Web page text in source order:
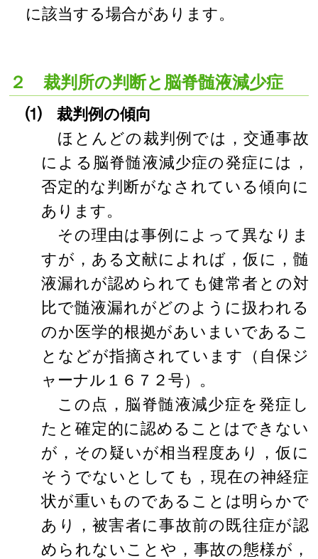
に該当する場合があります。
２ 裁判所の判断と脳脊髄液減少症
⑴ 裁判例の傾向
ほとんどの裁判例では，交通事故
による脳脊髄液減少症の発症には，
否定的な判断がなされている傾向に
あります。
その理由は事例によって異なりま
すが，ある文献によれば，仮に，髄
液漏れが認められても健常者との対
比で髄液漏れがどのように扱われる
のか医学的根拠があいまいであるこ
となどが指摘されています（自保ジ
ャーナル１６７２号）。
この点，脳脊髄液減少症を発症し
たと確定的に認めることはできない
が，その疑いが相当程度あり，仮に
そうでないとしても，現在の神経症
状が重いものであることは明らかで
あり，被害者に事故前の既往症が認
められないことや，事故の態様が，